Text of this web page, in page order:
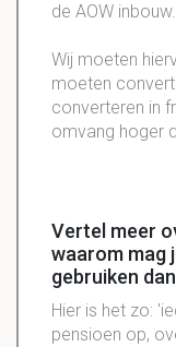
de AOW
Wij moeten
moeten
converteren in
omvang hoger
Vertel meer
waarom mag
gebruiken
Hier is het zo:
pensioen op,